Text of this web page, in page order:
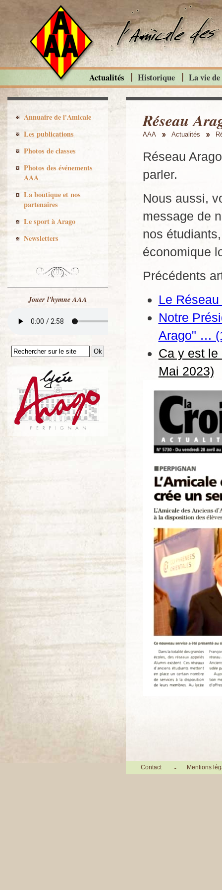
Réseau
AAA Actualités
Réseau
parler.
Nous aussi,
message de
nos
économique
Précédents
Le
Notre
Arago" …
Ca y est le
Mai 2023)
Actualités Historique La vie
Annuaire de l'Amicale
Les publications
Photos de classes
Photos des événements
AAA
La boutique et nos
partenaires
Le sport à Arago
Newsletters
Jouer l'hymne AAA
Contact Mentions